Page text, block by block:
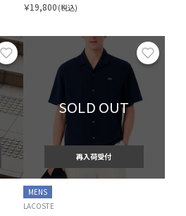
￥19,800 (税込)
お気に入り
SOLD OUT
再入荷受付
MENS
LACOSTE